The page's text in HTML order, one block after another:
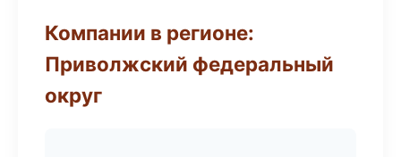
Компании в регионе:
Приволжский федеральный
округ